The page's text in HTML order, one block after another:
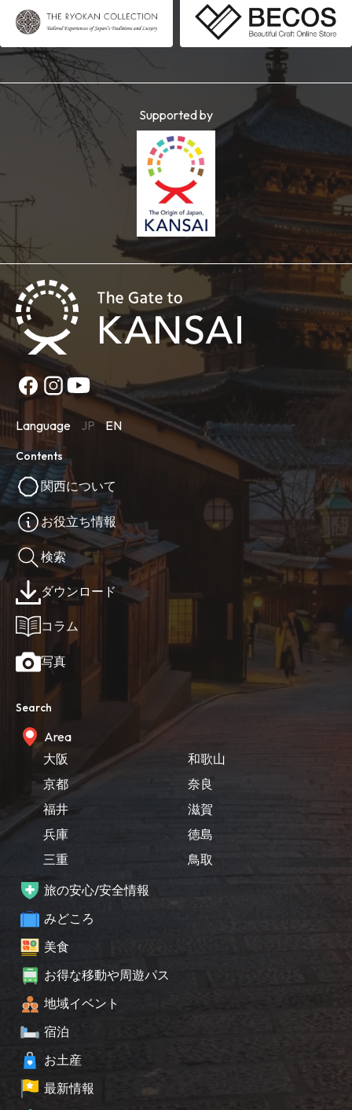
Supported by
Language JP EN
Contents
関西について
お役立ち情報
検索
ダウンロード
コラム
写真
Search
Area
大阪
京都
福井
兵庫
三重
和歌山
奈良
滋賀
徳島
鳥取
旅の安心/安全情報
みどころ
美食
お得な移動や周遊パス
地域イベント
宿泊
お土産
最新情報